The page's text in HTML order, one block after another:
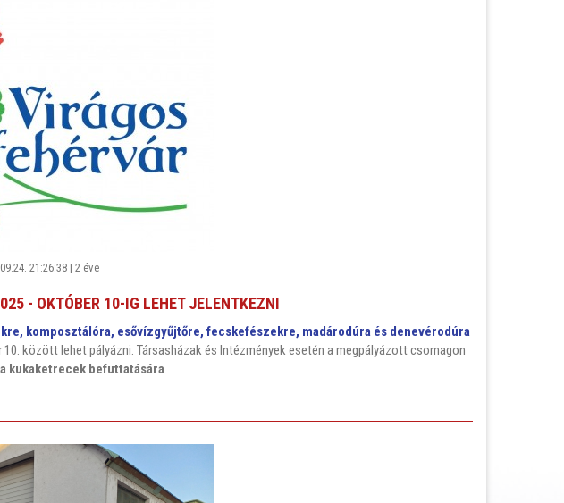
21:26:38 | 2 éve
- OKTÓBER 10-IG LEHET JELENTKEZNI
komposztálóra, esővízgyűjtőre, fecskefészekre, madárodúra és denevérodúra
között lehet pályázni. Társasházak és Intézmények esetén a megpályázott csomagon
kukaketrecek befuttatására.